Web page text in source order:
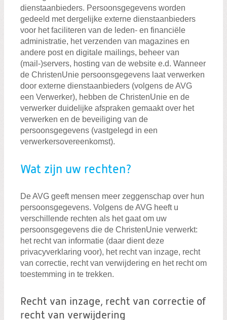
dienstaanbieders. Persoonsgegevens worden
gedeeld met dergelijke externe dienstaanbieders
voor het faciliteren van de leden- en financiële
administratie, het verzenden van magazines en
andere post en digitale mailings, beheer van
(mail-)servers, hosting van de website e.d. Wanneer
de ChristenUnie persoonsgegevens laat verwerken
door externe dienstaanbieders (volgens de AVG
een Verwerker), hebben de ChristenUnie en de
verwerker duidelijke afspraken gemaakt over het
verwerken en de beveiliging van de
persoonsgegevens (vastgelegd in een
verwerkersovereenkomst).
Wat zijn uw rechten?
De AVG geeft mensen meer zeggenschap over hun
persoonsgegevens. Volgens de AVG heeft u
verschillende rechten als het gaat om uw
persoonsgegevens die de ChristenUnie verwerkt:
het recht van informatie (daar dient deze
privacyverklaring voor), het recht van inzage, recht
van correctie, recht van verwijdering en het recht om
toestemming in te trekken.
Recht van inzage, recht van correctie of
recht van verwijdering